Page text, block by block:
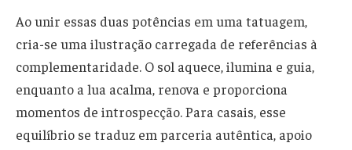
Ao unir essas duas potências em uma tatuagem,
cria-se uma ilustração carregada de referências à
complementaridade. O sol aquece, ilumina e guia,
enquanto a lua acalma, renova e proporciona
momentos de introspecção. Para casais, esse
equilíbrio se traduz em parceria autêntica, apoio